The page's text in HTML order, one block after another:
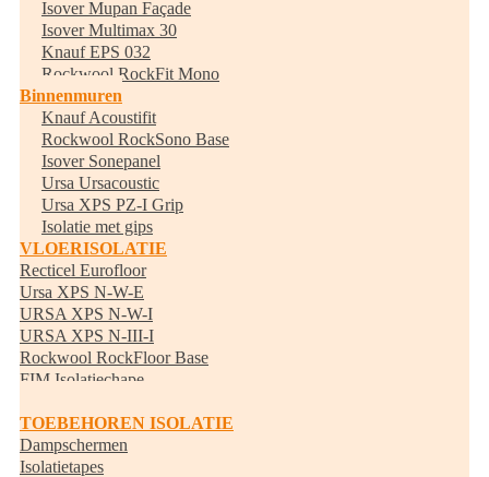
Isover Mupan Façade
Isover Multimax 30
Knauf EPS 032
Rockwool RockFit Mono
Binnenmuren
Knauf Acoustifit
Rockwool RockSono Base
Isover Sonepanel
Ursa Ursacoustic
Ursa XPS PZ-I Grip
Isolatie met gips
VLOERISOLATIE
Recticel Eurofloor
Ursa XPS N-W-E
URSA XPS N-W-I
URSA XPS N-III-I
Rockwool RockFloor Base
FIM Isolatiechape
TOEBEHOREN ISOLATIE
Dampschermen
Isolatietapes